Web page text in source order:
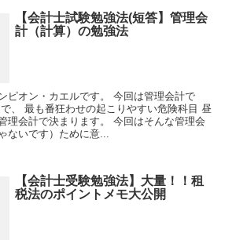
【会計士試験勉強法(短答】管理会
計（計算）の勉強法
ピオン・カエルです。 今回は管理会計で
、 最も番狂わせの起こりやすい危険科目 昼
理会計で決まります。 今回はそんな管理会
ないです）ために意...
【会計士受験勉強法】大量！！租
税法のポイントメモ大公開